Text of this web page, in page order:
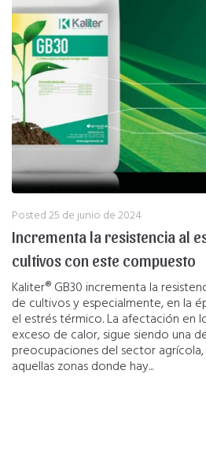
Posted25 de junio de 2024
Incrementa la resistencia al
cultivos con este compuesto
Kaliter® GB30 incrementa la
de cultivos y especialmente, en la
el estrés térmico. La afectación en
exceso de calor, sigue siendo una
preocupaciones del sector
aquellas zonas donde hay...